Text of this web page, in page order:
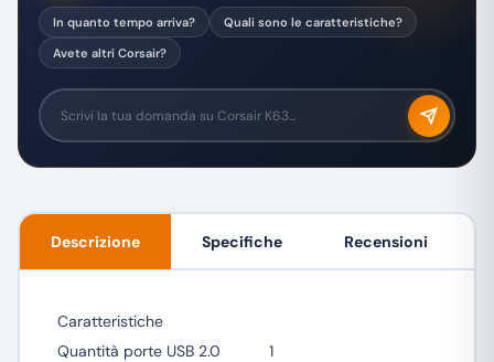
In quanto tempo arriva?
Quali sono le caratteristiche?
Avete altri Corsair?
Descrizione Specifiche Recensioni
Caratteristiche
Quantità porte USB 2.0
1